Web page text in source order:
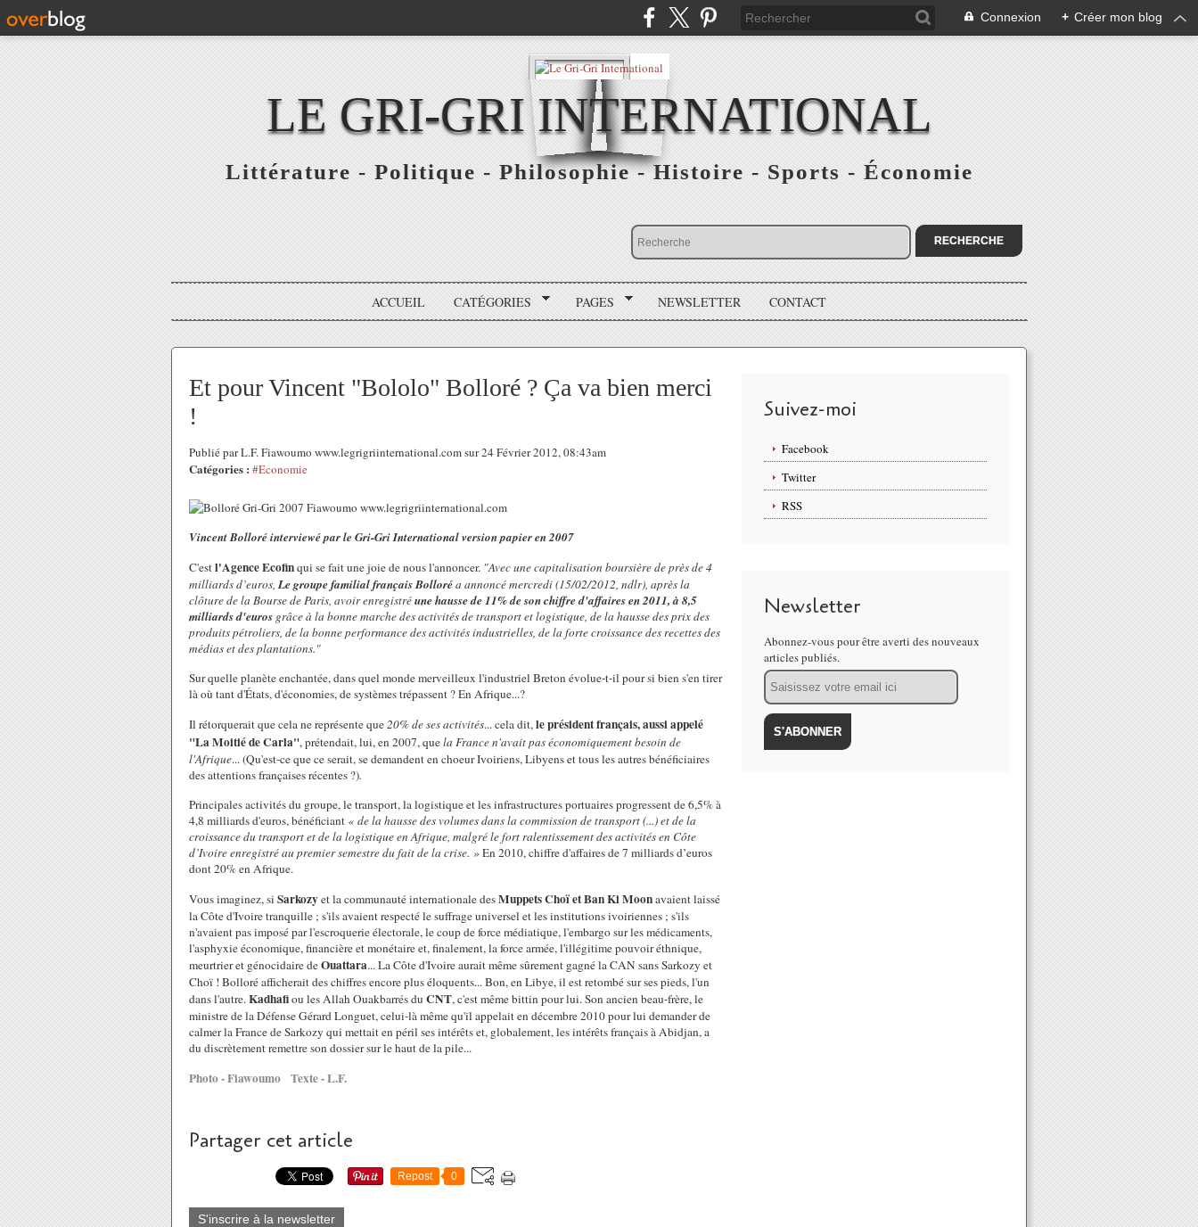
Connexion + Créer mon blog
LE GRI-GRI INTERNATIONAL
Littérature - Politique - Philosophie - Histoire - Sports - Économie
ACCUEIL CATÉGORIES PAGES NEWSLETTER CONTACT
Et pour Vincent "Bololo" Bolloré ? Ça va bien merci
!
Publié par L.F. Fiawoumo www.legrigriinternational.com sur 24 Février 2012, 08:43am
Catégories : #Economie
Vincent Bolloré interviewé par le Gri-Gri International version papier en 2007
C'estl'Agence Ecofinqui se fait une joie de nous l'annoncer. "Avec une capitalisation boursière de près de 4
milliards d’euros, Le groupe familial français Bolloréa annoncé mercredi (15/02/2012, ndlr), après la
clôture de la Bourse de Paris, avoir enregistréune hausse de 11% de son chiffre d'affaires en 2011, à 8,5
milliards d'euros grâce à la bonne marche des activités de transport et logistique, de la hausse des prix des
produits pétroliers, de la bonne performance des activités industrielles, de la forte croissance des recettes des
médias et des plantations."
Sur quelle planète enchantée, dans quel monde merveilleux l'industriel Breton évolue-t-il pour si bien s'en tirer
là où tant d'États, d'économies, de systèmes trépassent ? En Afrique...?
Il rétorquerait que cela ne représente que20% de ses activités... cela dit,le président français, aussi appelé
"La Moitié de Carla", prétendait, lui, en 2007, quela France n'avait pas économiquement besoin de
l'Afrique... (Qu'est-ce que ce serait, se demandent en choeur Ivoiriens, Libyens et tous les autres bénéficiaires
des attentions françaises récentes ?).
Principales activités du groupe, le transport, la logistique et les infrastructures portuaires progressent de 6,5% à
4,8 milliards d'euros, bénéficiant « de la hausse des volumes dans la commission de transport (...) et de la
croissance du transport et de la logistique en Afrique, malgré le fort ralentissement des activités en Côte
d’Ivoire enregistré au premier semestre du fait de la crise. » En 2010, chiffre d'affaires de 7 milliards d’euros
dont 20% en Afrique.
Vous imaginez, si Sarkozyet la communauté internationale desMuppets Choï et Ban Ki Moonavaient laissé
la Côte d'Ivoire tranquille ; s'ils avaient respecté le suffrage universel et les institutions ivoiriennes ; s'ils
n'avaient pas imposé par l'escroquerie électorale, le coup de force médiatique, l'embargo sur les médicaments,
l'asphyxie économique, financière et monétaire et, finalement, la force armée, l'illégitime pouvoir éthnique,
meurtrier et génocidaire deOuattara... La Côte d'Ivoire aurait même sûrement gagné la CAN sans Sarkozy et
Choï ! Bolloré afficherait des chiffres encore plus éloquents... Bon, en Libye, il est retombé sur ses pieds, l'un
dans l'autre.Kadhafiou les Allah Ouakbarrés du CNT, c'est même bittin pour lui. Son ancien beau-frère, le
ministre de la Défense Gérard Longuet, celui-là même qu'il appelait en décembre 2010 pour lui demander de
calmer la France de Sarkozy qui mettait en péril ses intérêts et, globalement, les intérêts français à Abidjan, a
du discrètement remettre son dossier sur le haut de la pile...
Photo - Fiawoumo Texte - L.F.
Partager cet article
Repost 0
S'inscrire à la newsletter
Suivez-moi
Facebook
Twitter
RSS
Newsletter
Abonnez-vous pour être averti des nouveaux
articles publiés.
Email